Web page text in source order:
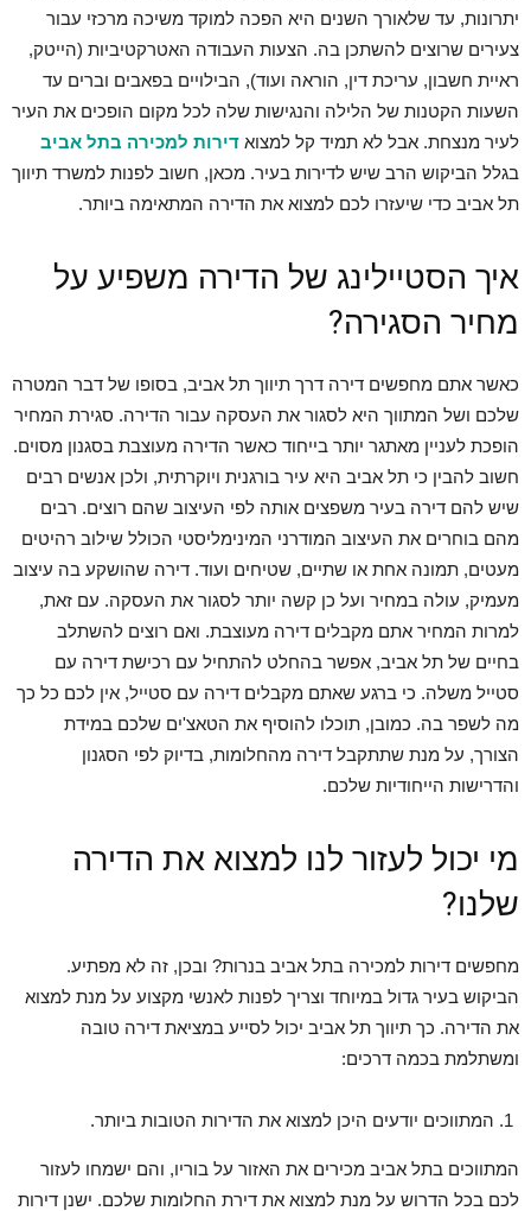
יתרונות, עד שלאורך השנים היא הפכה למוקד משיכה מרכזי עבור
צעירים שרוצים להשתכן בה. הצעות העבודה האטרקטיביות (הייטק,
ראיית חשבון, עריכת דין, הוראה ועוד), הבילויים בפאבים וברים עד
השעות הקטנות של הלילה והנגישות שלה לכל מקום הופכים את העיר
לעיר מנצחת. אבל לא תמיד קל למצוא דירות למכירה בתל אביב
בגלל הביקוש הרב שיש לדירות בעיר. מכאן, חשוב לפנות למשרד תיווך
תל אביב כדי שיעזרו לכם למצוא את הדירה המתאימה ביותר.
איך הסטיילינג של הדירה משפיע על
מחיר הסגירה?
כאשר אתם מחפשים דירה דרך תיווך תל אביב, בסופו של דבר המטרה
שלכם ושל המתווך היא לסגור את העסקה עבור הדירה. סגירת המחיר
הופכת לעניין מאתגר יותר בייחוד כאשר הדירה מעוצבת בסגנון מסוים.
חשוב להבין כי תל אביב היא עיר בורגנית ויוקרתית, ולכן אנשים רבים
שיש להם דירה בעיר משפצים אותה לפי העיצוב שהם רוצים. רבים
מהם בוחרים את העיצוב המודרני המינימליסטי הכולל שילוב רהיטים
מעטים, תמונה אחת או שתיים, שטיחים ועוד. דירה שהושקע בה עיצוב
מעמיק, עולה במחיר ועל כן קשה יותר לסגור את העסקה. עם זאת,
למרות המחיר אתם מקבלים דירה מעוצבת. ואם רוצים להשתלב
בחיים של תל אביב, אפשר בהחלט להתחיל עם רכישת דירה עם
סטייל משלה. כי ברגע שאתם מקבלים דירה עם סטייל, אין לכם כל כך
מה לשפר בה. כמובן, תוכלו להוסיף את הטאצ'ים שלכם במידת
הצורך, על מנת שתתקבל דירה מהחלומות, בדיוק לפי הסגנון
והדרישות הייחודיות שלכם.
מי יכול לעזור לנו למצוא את הדירה
שלנו?
מחפשים דירות למכירה בתל אביב בנרות? ובכן, זה לא מפתיע.
הביקוש בעיר גדול במיוחד וצריך לפנות לאנשי מקצוע על מנת למצוא
את הדירה. כך תיווך תל אביב יכול לסייע במציאת דירה טובה
ומשתלמת בכמה דרכים:
המתווכים יודעים היכן למצוא את הדירות הטובות ביותר.
המתווכים בתל אביב מכירים את האזור על בוריו, והם ישמחו לעזור
לכם בכל הדרוש על מנת למצוא את דירת החלומות שלכם. ישנן דירות